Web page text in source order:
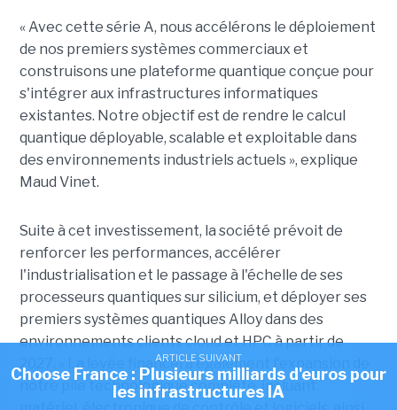
« Avec cette série A, nous accélérons le déploiement
de nos premiers systèmes commerciaux et
construisons une plateforme quantique conçue pour
s'intégrer aux infrastructures informatiques
existantes. Notre objectif est de rendre le calcul
quantique déployable, scalable et exploitable dans
des environnements industriels actuels », explique
Maud Vinet.
Suite à cet investissement, la société prévoit de
renforcer les performances, accélérer
l'industrialisation et le passage à l'échelle de ses
processeurs quantiques sur silicium, et déployer ses
premiers systèmes quantiques Alloy dans des
environnements clients cloud et HPC à partir de
2027. «
La levée financera également l'expansion de
notre pile technologique complète, incluant
ARTICLE SUIVANT
Choose France : Plusieurs milliards d'euros pour
les infrastructures IA